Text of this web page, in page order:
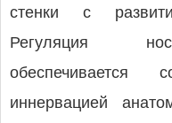
стенки с
Регуляция
обеспечивается
иннервацией